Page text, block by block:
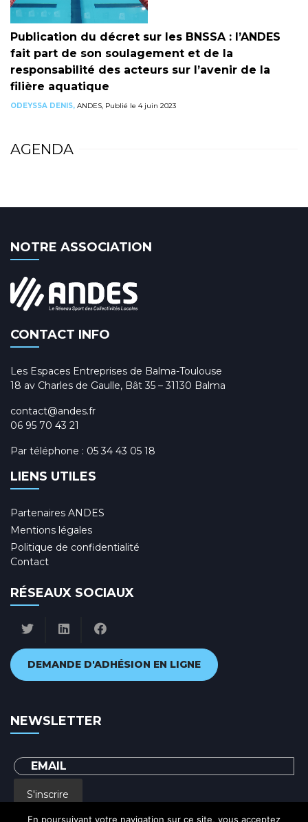
Publication du décret sur les BNSSA : l’ANDES
fait part de son soulagement et de la
responsabilité des acteurs sur l’avenir de la
filière aquatique
ODEYSSA DENIS, ANDES, Publié le 4 juin 2023
AGENDA
NOTRE ASSOCIATION
CONTACT INFO
Les Espaces Entreprises de Balma-Toulouse
18 av Charles de Gaulle, Bât 35 – 31130 Balma
contact@andes.fr
06 95 70 43 21
Par téléphone : 05 34 43 05 18
LIENS UTILES
Partenaires ANDES
Mentions légales
Politique de confidentialité
Contact
RÉSEAUX SOCIAUX
DEMANDE D'ADHÉSION EN LIGNE
NEWSLETTER
S'inscrire
En poursuivant votre navigation sur ce site, vous acceptez